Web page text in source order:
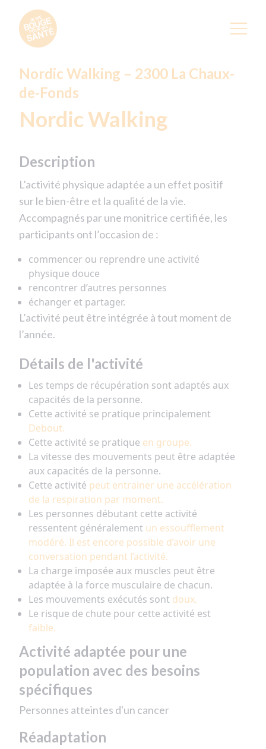
Nordic Walking – 2300 La Chaux-
de-Fonds
Nordic Walking
Description
L’activité physique adaptée a un effet positif
sur le bien-être et la qualité de la vie.
Accompagnés par une monitrice certifiée, les
participants ont l’occasion de :
commencer ou reprendre une activité
physique douce
rencontrer d’autres personnes
échanger et partager.
L’activité peut être intégrée à tout moment de
l’année.
Détails de l'activité
Les temps de récupération sont adaptés aux
capacités de la personne.
Cette activité se pratique principalement
Debout.
Cette activité se pratique en groupe.
La vitesse des mouvements peut être adaptée
aux capacités de la personne.
Cette activité peut entrainer une accélération
de la respiration par moment.
Les personnes débutant cette activité
ressentent généralement un essoufflement
modéré. Il est encore possible d’avoir une
conversation pendant l’activité.
La charge imposée aux muscles peut être
adaptée à la force musculaire de chacun.
Les mouvements exécutés sont doux.
Le risque de chute pour cette activité est
faible.
Activité adaptée pour une
population avec des besoins
spécifiques
Personnes atteintes d'un cancer
Réadaptation